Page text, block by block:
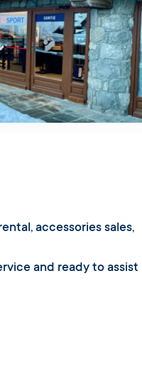
accessories sales,
and ready to assist